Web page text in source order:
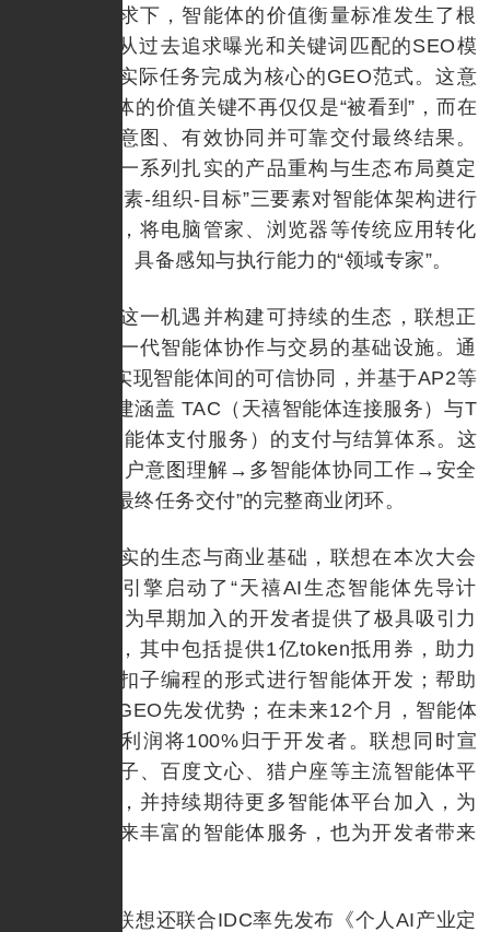
这一需求下，智能体的价值衡量标准发生了根
本转变，即从过去追求曝光和关键词匹配的SEO模
式，转向以实际任务完成为核心的GEO范式。这意
味着，智能体的价值关键不再仅仅是“被看到”，而在
于能否理解意图、有效协同并可靠交付最终结果。
联想已通过一系列扎实的产品重构与生态布局奠定
基础，以“元素-组织-目标”三要素对智能体架构进行
系统性升级，将电脑管家、浏览器等传统应用转化
为可被调度、具备感知与执行能力的“领域专家”。
为承接这一机遇并构建可持续的生态，联想正
着力打造下一代智能体协作与交易的基础设施。通
过A2A协议实现智能体间的可信协同，并基于AP2等
开放标准构建涵盖 TAC（天禧智能体连接服务）与T
AP（天禧智能体支付服务）的支付与结算体系。这
将打通从“用户意图理解→多智能体协同工作→安全
支付授权→最终任务交付”的完整商业闭环。
基于坚实的生态与商业基础，联想在本次大会
上联合火山引擎启动了“天禧AI生态智能体先导计
划”。该计划为早期加入的开发者提供了极具吸引力
的多重扶持，其中包括提供1亿token抵用券，助力
开发者通过扣子编程的形式进行智能体开发；帮助
开发者获得GEO先发优势；在未来12个月，智能体
产生的全部利润将100%归于开发者。联想同时宣
布，已与扣子、百度文心、猎户座等主流智能体平
台达成合作，并持续期待更多智能体平台加入，为
联想用户带来丰富的智能体服务，也为开发者带来
此外，联想还联合IDC率先发布《个人AI产业定